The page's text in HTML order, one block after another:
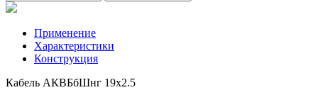
Применение
Характеристики
Конструкция
Кабель АКВБбШнг 19х2.5